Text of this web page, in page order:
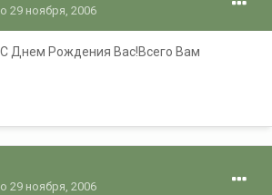
29 ноября, 2006
Днем Рождения Вас!Всего Вам
29 ноября, 2006